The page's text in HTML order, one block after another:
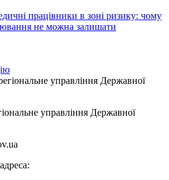
працівники в зоні ризику: чому
не можна залишати
управління Державної